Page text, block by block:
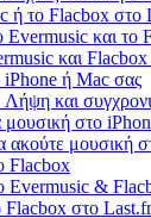
ή το Flacbox στο
και το
και
ή Mac σας
και
μουσική στο
μουσική
Flacbox
Evermusic &
Flacbox στο